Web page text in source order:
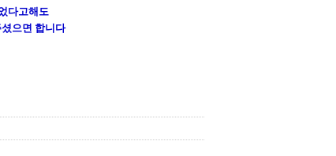
다고해도
으면 합니다